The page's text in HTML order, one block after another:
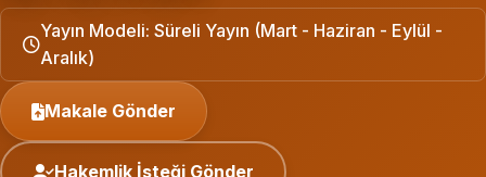
Yayın Modeli: Süreli Yayın (Mart - Haziran - Eylül -
Aralık)
Makale Gönder
Hakemlik İsteği Gönder